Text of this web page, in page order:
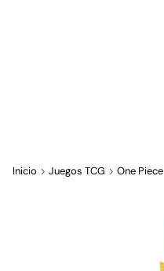
Inicio Juegos TCG One Piece